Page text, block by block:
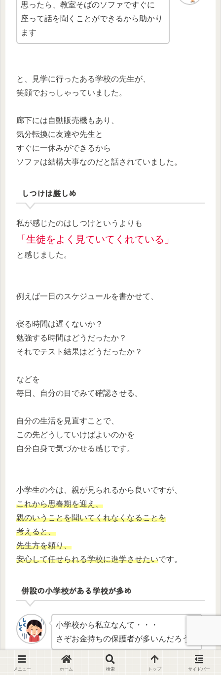
思ったら、教室そばのソファですぐに
座って話を聞くことができるから助かり
ます
と、見学に行ったある学校の先生が、
笑顔でおっしゃっていました。
廊下には自動販売機もあり、
気分転換に友達や先生と
すぐに一休みができるから
ソファは結構大事なのだと話されていました。
しつけは厳しめ
私が感じたのはしつけというよりも
「生徒をよく見ていてくれている」
と感じました。
例えば一日のスケジュールを書かせて、
寝る時間は遅くないか？
勉強する時間はどうだったか？
それでテスト結果はどうだったか？
などを
毎日、自分の目でみて確認させる。
自分の生活を見直すことで、
この先どうしていけばよいのかを
自分自身で気づかせる感じです。
小学生の今は、親が見られるから良いですが、
これから思春期を迎え、
親のいうことを聞いてくれなくなることを
考えると、
先生方を頼り、
安心して任せられる学校に進学させたいです。
併設の小学校がある学校が多め
小学校から私立なんて・・・
さぞお金持ちの保護者が多いんだろうな
メニュー ホーム 検索 トップ サイドバー